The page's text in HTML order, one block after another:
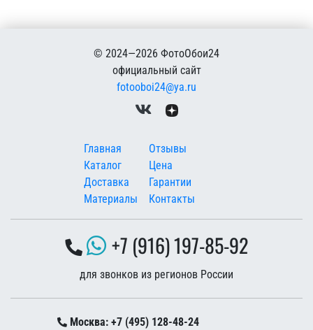
© 2024—2026 ФотоОбои24
официальный сайт
fotooboi24@ya.ru
Меню в подвале
Главная
Каталог
Доставка
Материалы
Отзывы
Цена
Гарантии
Контакты
+7 (916) 197-85-92
для звонков из регионов России
Москва: +7 (495) 128-48-24